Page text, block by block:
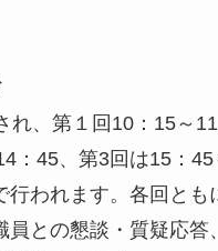
れ、第１回10：15～
：45、第3回は15：
行われます。各回とも
員との懇談・質疑応答